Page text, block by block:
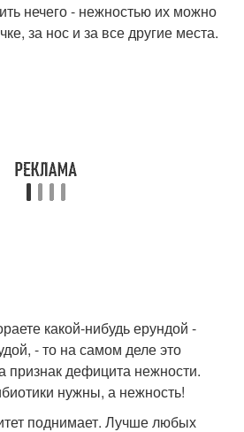
нечего - нежностью их можно
за нос и за все другие места.
какой-нибудь ерундой -
- то на самом деле это
признак дефицита нежности.
нужны, а нежность!
поднимает. Лучше любых